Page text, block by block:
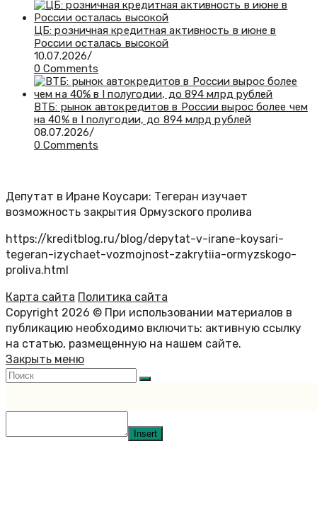
ЦБ: розничная кредитная активность в июне в
России осталась высокой
10.07.2026/
0 Comments
ВТБ: рынок автокредитов в России вырос более чем
на 40% в I полугодии, до 894 млрд рублей
08.07.2026/
0 Comments
Депутат в Иране Коусари: Тегеран изучает
возможность закрытия Ормузского пролива
https://kreditblog.ru/blog/depytat-v-irane-koysari-
tegeran-izychaet-vozmojnost-zakrytiia-ormyzskogo-
proliva.html
Карта сайта Политика сайта
Copyright 2026 © При использовании материалов в
публикацию необходимо включить: активную ссылку
на статью, размещенную на нашем сайте.
Закрыть меню
Insert